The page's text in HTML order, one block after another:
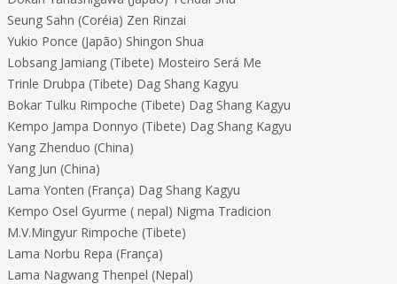
Seung Sahn (Coréia) Zen Rinzai
Yukio Ponce (Japão) Shingon Shua
Lobsang Jamiang (Tibete) Mosteiro Será Me
Trinle Drubpa (Tibete) Dag Shang Kagyu
Bokar Tulku Rimpoche (Tibete) Dag Shang Kagyu
Kempo Jampa Donnyo (Tibete) Dag Shang Kagyu
Yang Zhenduo (China)
Yang Jun (China)
Lama Yonten (França) Dag Shang Kagyu
Kempo Osel Gyurme ( nepal) Nigma Tradicion
M.V.Mingyur Rimpoche (Tibete)
Lama Norbu Repa (França)
Lama Nagwang Thenpel (Nepal)